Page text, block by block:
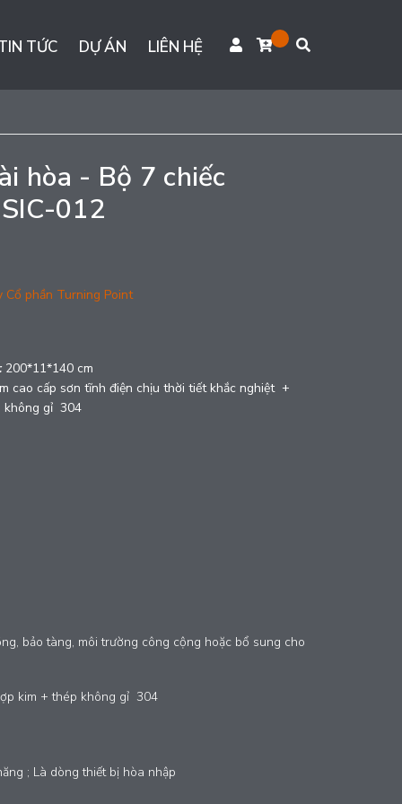
TỨC DỰ ÁN LIÊN HỆ
hòa - Bộ 7 chiếc
012
Cổ phần Turning Point
200*11*140 cm
cao cấp sơn tĩnh điện chịu thời tiết khắc nghiệt +
không gỉ 304
bảo tàng, môi trường công cộng hoặc bổ sung cho
kim + thép không gỉ 304
; Là dòng thiết bị hòa nhập